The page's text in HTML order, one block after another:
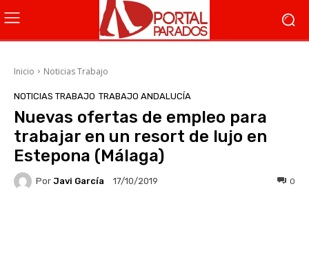
Inicio Noticias Trabajo
NOTICIAS TRABAJO TRABAJO ANDALUCÍA
Nuevas ofertas de empleo para
trabajar en un resort de lujo en
Estepona (Málaga)
Por Javi García 17/10/2019 0